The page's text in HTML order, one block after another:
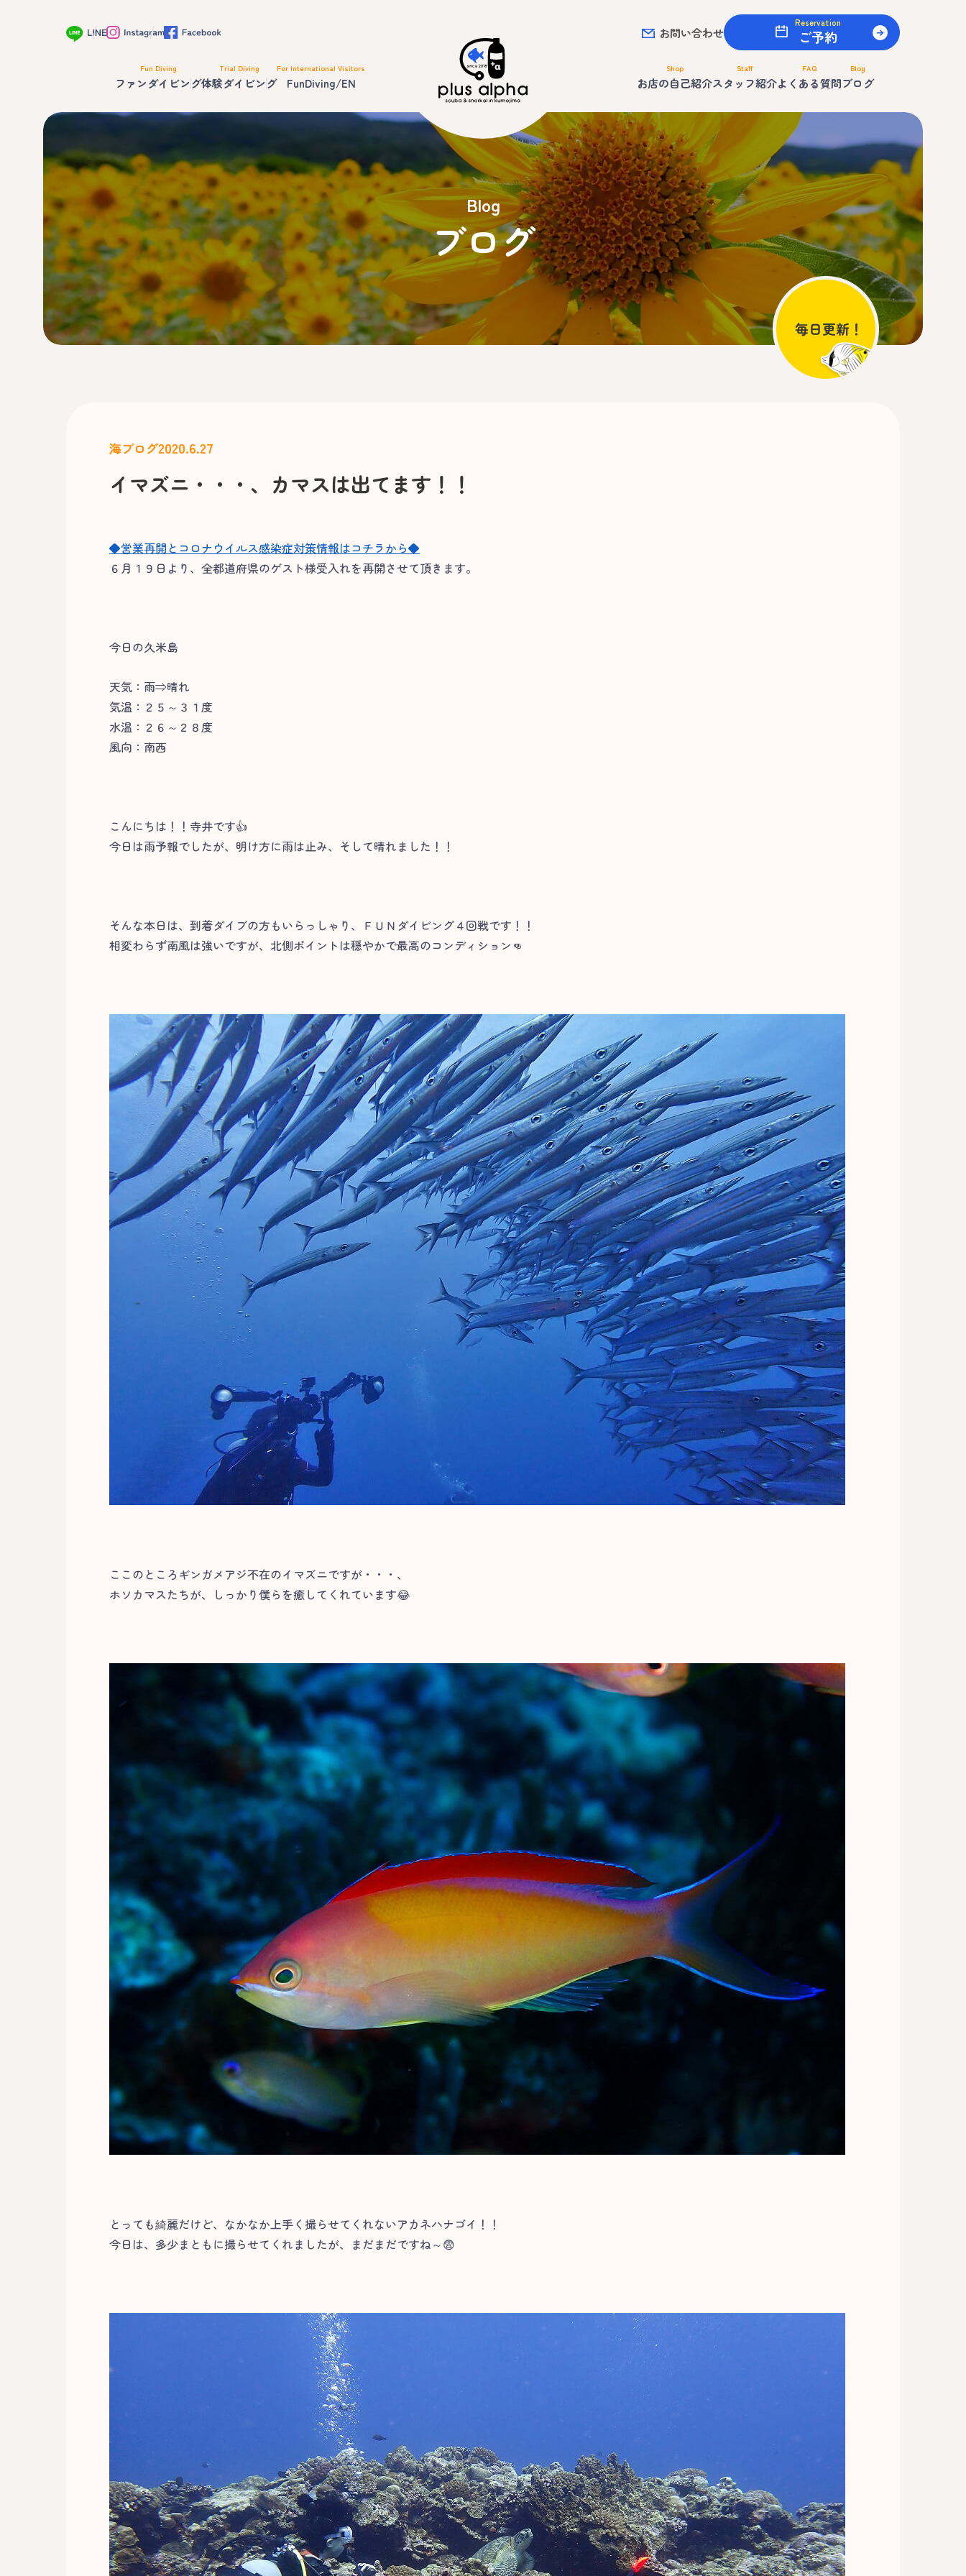
お問い合わせ
Reservation
ご予約
Fun Diving
ファンダイビング
Trial Diving
体験ダイビング
For International Visitors
FunDiving/EN
Shop
お店の自己紹介
Staff
スタッフ紹介
FAQ
よくある質問
Blog
ブログ
Blog
ブログ
海ブログ2020.6.27
イマズニ・・・、カマスは出てます！！
◆営業再開とコロナウイルス感染症対策情報はコチラから◆
６月１９日より、全都道府県のゲスト様受入れを再開させて頂きます。
今日の久米島
天気：雨⇒晴れ
気温：２５～３１度
水温：２６～２８度
風向：南西
こんにちは！！寺井です👍
今日は雨予報でしたが、明け方に雨は止み、そして晴れました！！
そんな本日は、到着ダイブの方もいらっしゃり、ＦＵＮダイビング４回戦です！！
相変わらず南風は強いですが、北側ポイントは穏やかで最高のコンディション👊
ここのところギンガメアジ不在のイマズニですが・・・、
ホソカマスたちが、しっかり僕らを癒してくれています😂
とっても綺麗だけど、なかなか上手く撮らせてくれないアカネハナゴイ！！
今日は、多少まともに撮らせてくれましたが、まだまだですね～😨